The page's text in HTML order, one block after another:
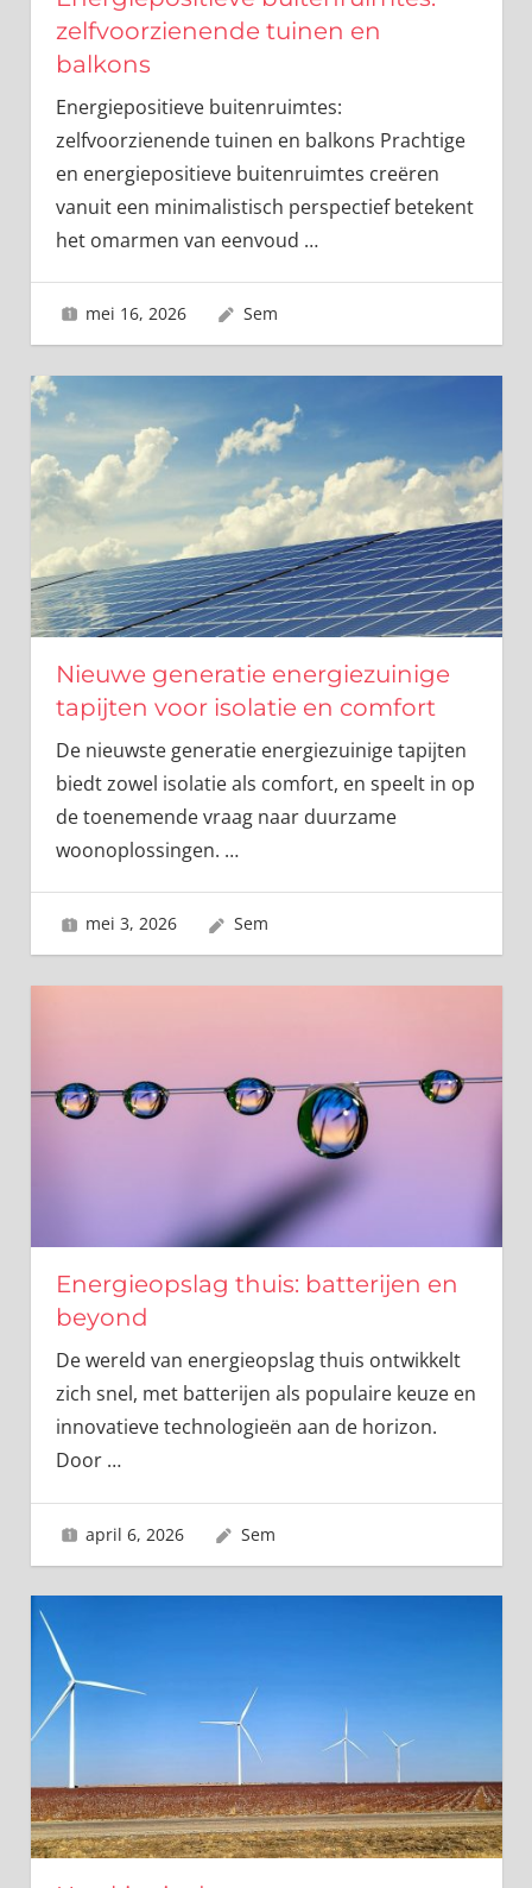
zelfvoorzienende tuinen en
balkons
Energiepositieve buitenruimtes:
zelfvoorzienende tuinen en balkons Prachtige
en energiepositieve buitenruimtes creëren
vanuit een minimalistisch perspectief betekent
het omarmen van eenvoud …
mei 16, 2026 Sem
Nieuwe generatie energiezuinige
tapijten voor isolatie en comfort
De nieuwste generatie energiezuinige tapijten
biedt zowel isolatie als comfort, en speelt in op
de toenemende vraag naar duurzame
woonoplossingen. …
mei 3, 2026 Sem
Energieopslag thuis: batterijen en
beyond
De wereld van energieopslag thuis ontwikkelt
zich snel, met batterijen als populaire keuze en
innovatieve technologieën aan de horizon.
Door …
april 6, 2026 Sem